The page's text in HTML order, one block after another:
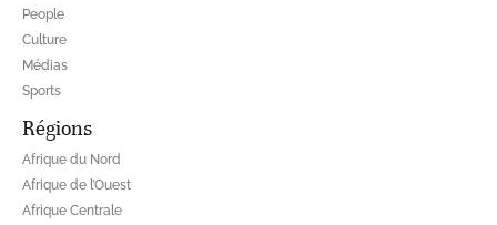
People
Culture
Médias
Sports
Régions
Afrique du Nord
Afrique de l’Ouest
Afrique Centrale